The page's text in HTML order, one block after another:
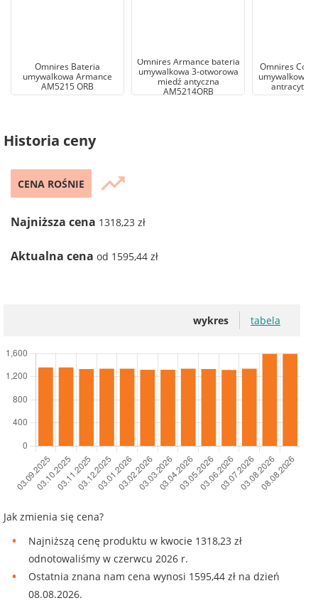
Omnires Bateria
umywalkowa Armance
AM5215 ORB
Omnires Armance bateria
umywalkowa 3-otworowa
miedź antyczna
AM5214ORB
Omnires
umywalkowa
antracyt
Historia ceny
CENA ROŚNIE trending_up
Najniższa cena 1318,23 zł
Aktualna cena od 1595,44 zł
wykres tabela
Jak zmienia się cena?
Najniższą cenę produktu w kwocie 1318,23 zł
odnotowaliśmy w czerwcu 2026 r.
Ostatnia znana nam cena wynosi 1595,44 zł na dzień
08.08.2026.